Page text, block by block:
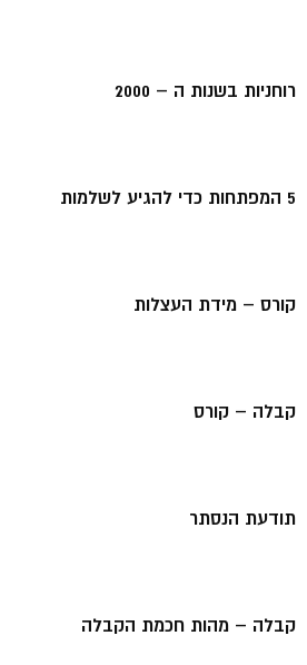
רוחניות בשנות ה – 2000
5 המפתחות כדי להגיע לשלמות
קורס – מידת העצלות
קבלה – קורס
תודעת הנסתר
קבלה – מהות חכמת הקבלה